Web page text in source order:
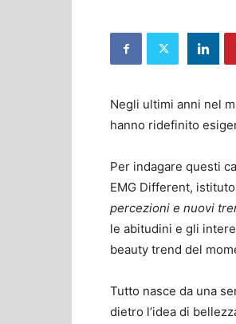
Negli ultimi anni nel
hanno ridefinito
Per indagare questi
EMG Different,
percezioni e nuovi
le abitudini e gli
beauty trend del
Tutto nasce da una
dietro l’idea di